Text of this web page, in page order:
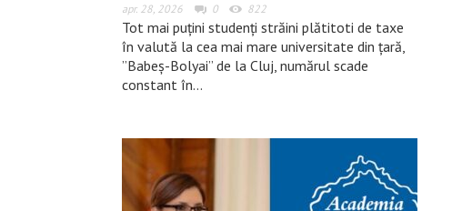
apr. 28, 2026 0 822
Tot mai puțini studenți străini plătitoti de taxe
în valută la cea mai mare universitate din țară,
”Babeș-Bolyai” de la Cluj, numărul scade
constant în…